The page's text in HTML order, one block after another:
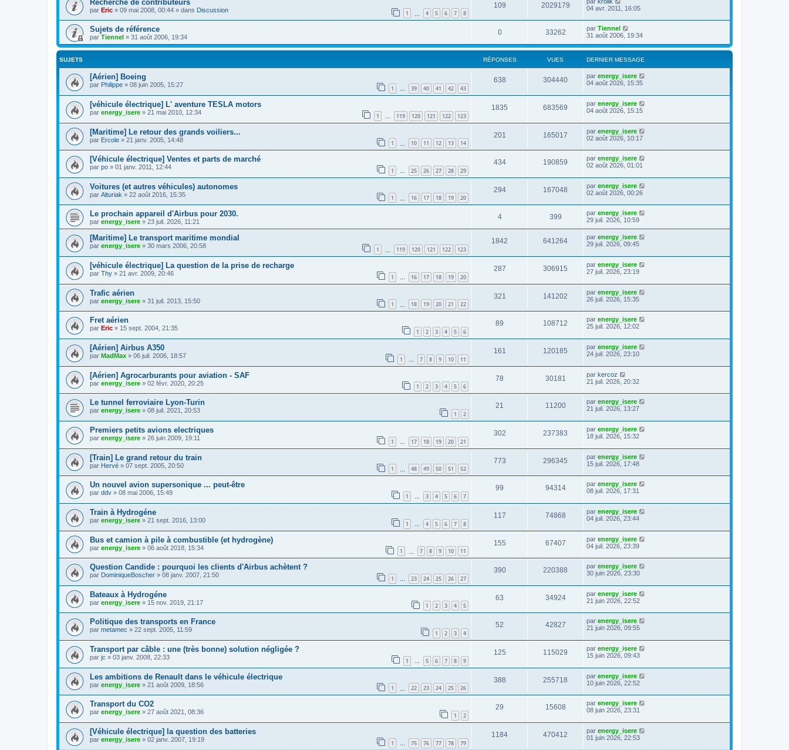
Recherche de contributeurs
par Eric » 09 mai 2008, 00:44 » dans Discussion 1 4 5 6 7 8
109 2029179
04 avr. 2011, 16:05
Sujets de référence
par Tiennel » 31 août 2006, 19:34
0 33262 par Tiennel
31 août 2006, 19:34
SUJETS RÉPONSES VUES DERNIER MESSAGE
[Aérien] Boeing
par Philippe » 08 juin 2005, 15:27 1 … 39 40 41 42 43
638 304440 par energy_isere
04 août 2026, 15:35
[véhicule électrique] L' aventure TESLA motors
par energy_isere » 21 mai 2010, 12:34 1 … 119 120 121 122 123
1835 683569 par energy_isere
04 août 2026, 15:15
[Maritime] Le retour des grands voiliers...
par Ercole » 21 janv. 2005, 14:48 1 10 11 12 13 14
201 165017 par energy_isere
02 août 2026, 10:17
[Véhicule électrique] Ventes et parts de marché
par po » 01 janv. 2011, 12:44 1 … 25 26 27 28 29
434 190859 par energy_isere
02 août 2026, 01:01
Voitures (et autres véhicules) autonomes
par Alturiak » 22 août 2016, 15:35 1 16 17 18 19 20
294 167048 par energy_isere
02 août 2026, 00:26
Le prochain appareil d'Airbus pour 2030.
par energy_isere » 23 juil. 2026, 11:21
4 399 par energy_isere
29 juil. 2026, 10:59
[Maritime] Le transport maritime mondial
par energy_isere » 30 mars 2006, 20:58 1 119 120 121 122 123
1842 641264 par energy_isere
29 juil. 2026, 09:45
[véhicule électrique] La question de la prise de recharge
par Thy » 21 avr. 2009, 20:46 1 … 16 17 18 19 20
287 306915 par energy_isere
27 juil. 2026, 23:19
Trafic aérien
par energy_isere » 31 juil. 2013, 15:50 1 18 19 20 21 22
321 141202 par energy_isere
26 juil. 2026, 15:35
Fret aérien
par Eric » 15 sept. 2004, 21:35 1 2 3 4 5 6
89 108712 par energy_isere
25 juil. 2026, 12:02
[Aérien] Airbus A350
par MadMax » 06 juil. 2006, 18:57 1 … 7 8 9 10 11
161 120185 par energy_isere
24 juil. 2026, 23:10
[Aérien] Agrocarburants pour aviation - SAF
par energy_isere » 02 févr. 2020, 20:25 1 2 3 4 5 6
78 30181 par kercoz
21 juil. 2026, 20:32
Le tunnel ferroviaire Lyon-Turin
par energy_isere » 08 juil. 2021, 20:53 1 2
21 11200 par energy_isere
21 juil. 2026, 13:27
Premiers petits avions electriques
par energy_isere » 26 juin 2009, 19:11 1 … 17 18 19 20 21
302 237383 par energy_isere
18 juil. 2026, 15:32
[Train] Le grand retour du train
par Hervé » 07 sept. 2005, 20:50 1 48 49 50 51 52
773 296345 par energy_isere
15 juil. 2026, 17:48
Un nouvel avion supersonique ... peut-être
par ddv » 08 mai 2006, 15:49 1 … 3 4 5 6 7
99 94314 par energy_isere
08 juil. 2026, 17:31
Train à Hydrogéne
par energy_isere » 21 sept. 2016, 13:00 1 4 5 6 7 8
117 74868 par energy_isere
04 juil. 2026, 23:44
Bus et camion à pile à combustible (et hydrogène)
par energy_isere » 06 août 2018, 15:34 1 7 8 9 10 11
155 67407 par energy_isere
04 juil. 2026, 23:39
Question Candide : pourquoi les clients d'Airbus achètent ?
par DominiqueBoscher » 08 janv. 2007, 21:50 1 … 23 24 25 26 27
390 220388 par energy_isere
30 juin 2026, 23:30
Bateaux à Hydrogéne
par energy_isere » 15 nov. 2019, 21:17 1 2 3 4 5
63 34924 par energy_isere
21 juin 2026, 22:52
Politique des transports en France
par metamec » 22 sept. 2005, 11:59 1 2 3 4
52 42827 par energy_isere
21 juin 2026, 09:55
Transport par câble : une (très bonne) solution négligée ?
par jc » 03 janv. 2008, 22:33 1 … 5 6 7 8 9
125 115029 par energy_isere
15 juin 2026, 09:43
Les ambitions de Renault dans le véhicule électrique
par energy_isere » 21 août 2009, 18:56 1 22 23 24 25 26
388 255718 par energy_isere
10 juin 2026, 22:52
Transport du CO2
par energy_isere » 27 août 2021, 08:36 1 2
29 15608 par energy_isere
08 juin 2026, 23:31
[Véhicule électrique] la question des batteries
par energy_isere » 02 janv. 2007, 19:19 1 … 75 76 77 78 79
1184 470412 par energy_isere
01 juin 2026, 22:53